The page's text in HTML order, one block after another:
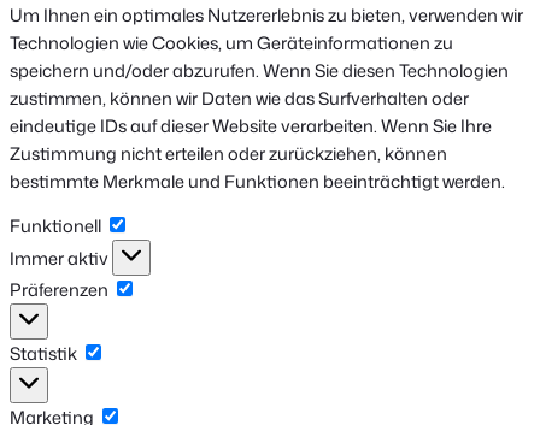
Um Ihnen ein optimales Nutzererlebnis zu bieten, verwenden wir
Technologien wie Cookies, um Geräteinformationen zu
speichern und/oder abzurufen. Wenn Sie diesen Technologien
zustimmen, können wir Daten wie das Surfverhalten oder
eindeutige IDs auf dieser Website verarbeiten. Wenn Sie Ihre
Zustimmung nicht erteilen oder zurückziehen, können
bestimmte Merkmale und Funktionen beeinträchtigt werden.
Funktionell
Funktionell
Immer aktiv
Präferenzen
Präferenzen
Statistik
Statistik
Marketing